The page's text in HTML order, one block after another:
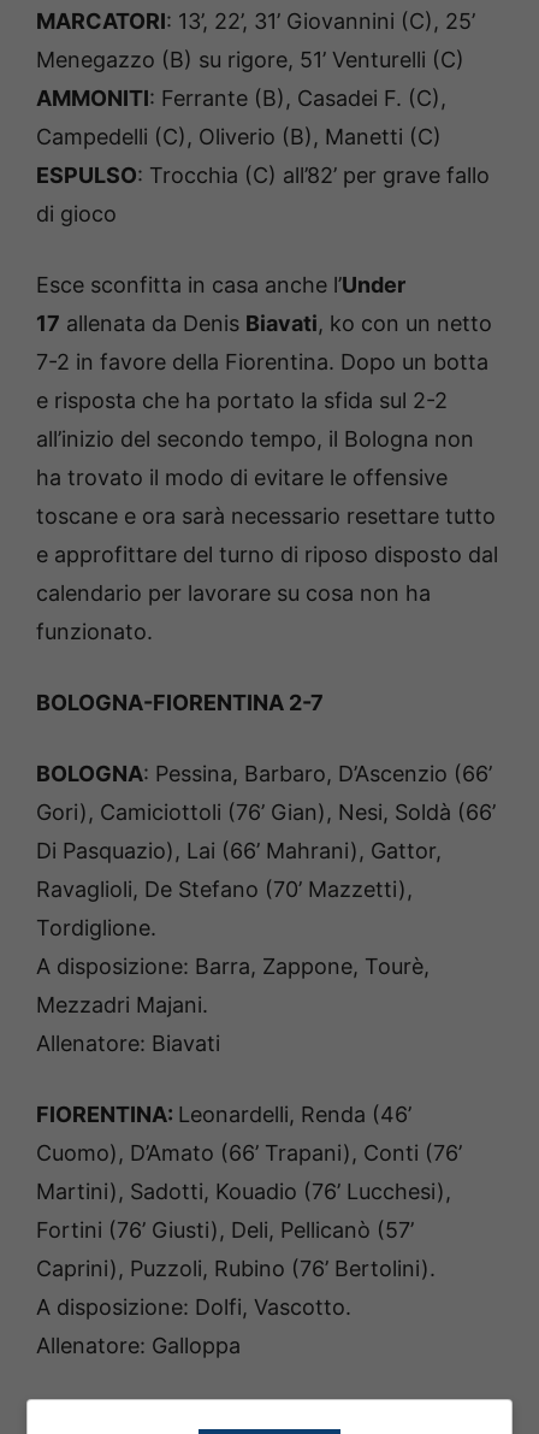
MARCATORI: 13’, 22’, 31’ Giovannini (C), 25’
Menegazzo (B) su rigore, 51’ Venturelli (C)
AMMONITI: Ferrante (B), Casadei F. (C),
Campedelli (C), Oliverio (B), Manetti (C)
ESPULSO: Trocchia (C) all’82’ per grave fallo
di gioco
Esce sconfitta in casa anche l’Under
17 allenata da Denis Biavati, ko con un netto
7-2 in favore della Fiorentina. Dopo un botta
e risposta che ha portato la sfida sul 2-2
all’inizio del secondo tempo, il Bologna non
ha trovato il modo di evitare le offensive
toscane e ora sarà necessario resettare tutto
e approfittare del turno di riposo disposto dal
calendario per lavorare su cosa non ha
funzionato.
BOLOGNA-FIORENTINA 2-7
BOLOGNA: Pessina, Barbaro, D’Ascenzio (66’
Gori), Camiciottoli (76’ Gian), Nesi, Soldà (66’
Di Pasquazio), Lai (66’ Mahrani), Gattor,
Ravaglioli, De Stefano (70’ Mazzetti),
Tordiglione.
A disposizione: Barra, Zappone, Tourè,
Mezzadri Majani.
Allenatore: Biavati
FIORENTINA: Leonardelli, Renda (46’
Cuomo), D’Amato (66’ Trapani), Conti (76’
Martini), Sadotti, Kouadio (76’ Lucchesi),
Fortini (76’ Giusti), Deli, Pellicanò (57’
Caprini), Puzzoli, Rubino (76’ Bertolini).
A disposizione: Dolfi, Vascotto.
Allenatore: Galloppa